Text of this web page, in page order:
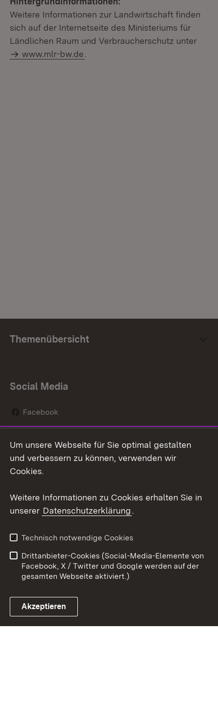
Weitere Informationen zur Landwirtschaft finden
sich auf der Internetseite des Ministeriums für
Ländlichen Raum und Verbraucherschutz unter
www.mlr-bw.de
Themenübersicht
Social Media
Facebook
Social Wall
Youtube
Link zum Landesportal
Kontakt
Datenschutz
Barrierefreiheit
Impressum Cookies
Um unsere Webseite für Sie optimal gestalten
und verbessern zu können, verwenden wir
Cookies.
Weitere Informationen zu Cookies erhalten Sie in
unserer Datenschutzerklärung.
Technisch notwendige Cookies
Drittanbieter-Cookies (Social-Media-Elemente von
Facebook, X / Twitter und Google werden auf der
gesamten Webseite aktiviert.)
Akzeptieren